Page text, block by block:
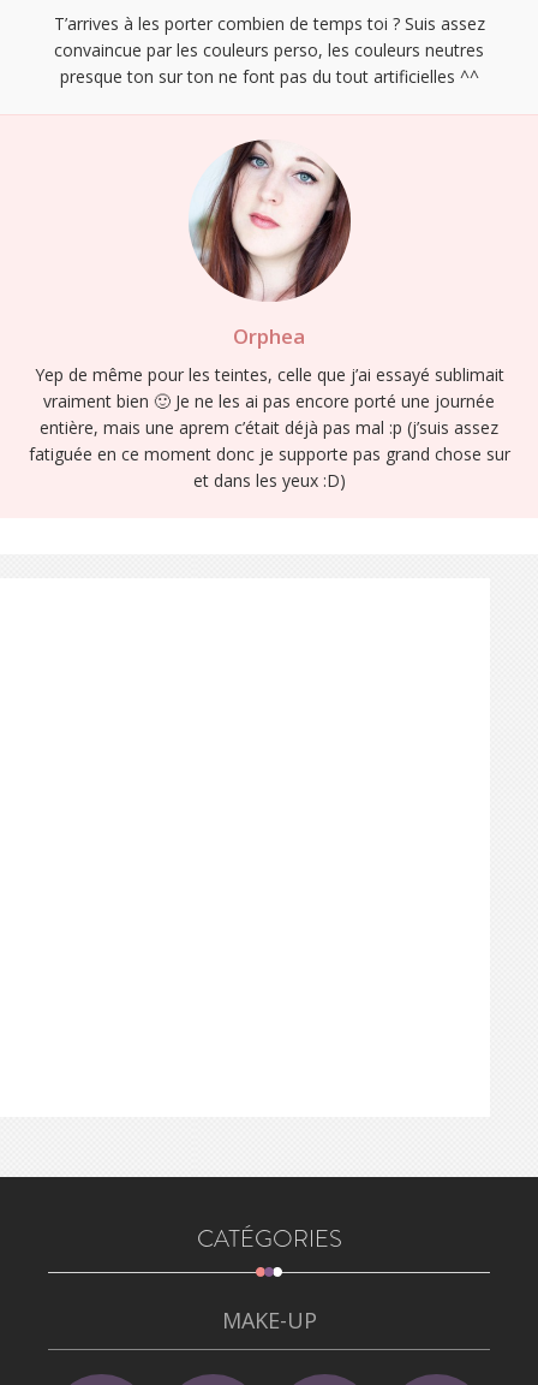
T’arrives à les porter combien de temps toi ? Suis assez
convaincue par les couleurs perso, les couleurs neutres
presque ton sur ton ne font pas du tout artificielles ^^
Orphea
Yep de même pour les teintes, celle que j’ai essayé sublimait
vraiment bien 🙂 Je ne les ai pas encore porté une journée
entière, mais une aprem c’était déjà pas mal :p (j’suis assez
fatiguée en ce moment donc je supporte pas grand chose sur
et dans les yeux :D)
CATÉGORIES
MAKE-UP